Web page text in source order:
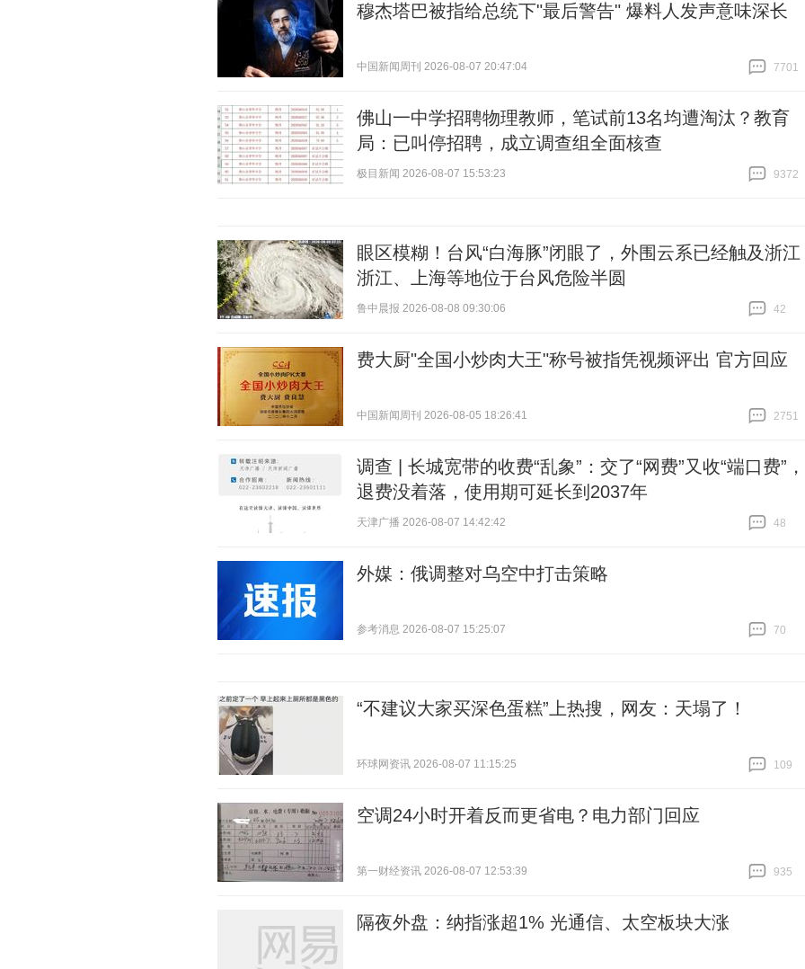
穆杰塔巴被指给总统下"最后警告" 爆料人发声意味深长
中国新闻周刊 2026-08-07 20:47:04
7701
佛山一中学招聘物理教师，笔试前13名均遭淘汰？教育
局：已叫停招聘，成立调查组全面核查
极目新闻 2026-08-07 15:53:23
9372
眼区模糊！台风“白海豚”闭眼了，外围云系已经触及浙江
浙江、上海等地位于台风危险半圆
鲁中晨报 2026-08-08 09:30:06
42
费大厨"全国小炒肉大王"称号被指凭视频评出 官方回应
中国新闻周刊 2026-08-05 18:26:41
2751
调查 | 长城宽带的收费“乱象”：交了“网费”又收“端口费”，
退费没着落，使用期可延长到2037年
天津广播 2026-08-07 14:42:42
48
外媒：俄调整对乌空中打击策略
参考消息 2026-08-07 15:25:07
70
“不建议大家买深色蛋糕”上热搜，网友：天塌了！
环球网资讯 2026-08-07 11:15:25
109
空调24小时开着反而更省电？电力部门回应
第一财经资讯 2026-08-07 12:53:39
935
隔夜外盘：纳指涨超1% 光通信、太空板块大涨